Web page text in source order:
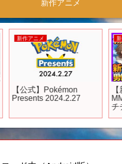
新作アニメ
新作ゲーム
【新作ゲーム】新作
MMORPGやちょっと
チチなRPGさらに驚